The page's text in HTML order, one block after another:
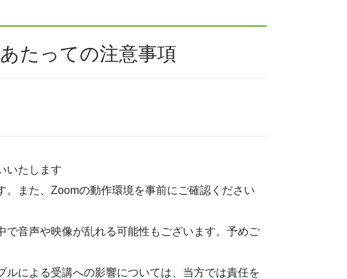
たっての注意事項
いたします
。また、Zoomの動作環境を事前にご確認ください
で音声や映像が乱れる可能性もございます。予めご
ルによる受講への影響については、当方では責任を